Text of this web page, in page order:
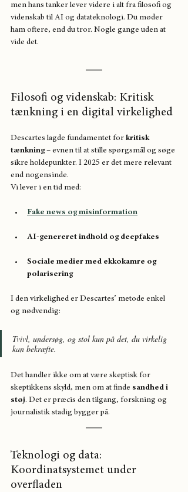
men hans tanker lever videre i alt fra filosofi og
videnskab til AI og datateknologi. Du møder
ham oftere, end du tror. Nogle gange uden at
vide det.
Filosofi og videnskab: Kritisk
tænkning i en digital virkelighed
Descartes lagde fundamentet for kritisk
tænkning – evnen til at stille spørgsmål og søge
sikre holdepunkter. I 2025 er det mere relevant
end nogensinde.
Vi lever i en tid med:
Fake news og misinformation
AI-genereret indhold og deepfakes
Sociale medier med ekkokamre og
polarisering
I den virkelighed er Descartes’ metode enkel
og nødvendig:
Tvivl, undersøg, og stol kun på det, du virkelig
kan bekræfte.
Det handler ikke om at være skeptisk for
skeptikkens skyld, men om at finde sandhed i
støj. Det er præcis den tilgang, forskning og
journalistik stadig bygger på.
Teknologi og data:
Koordinatsystemet under
overfladen